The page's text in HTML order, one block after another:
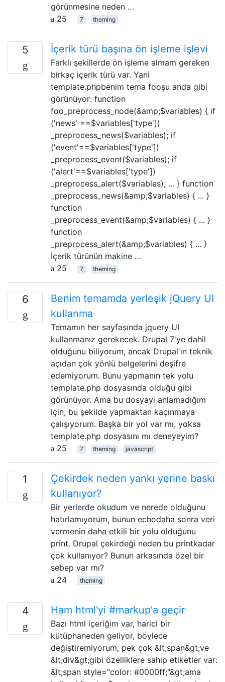
görünmesine neden …
25
7 theming
5 İçerik türü başına ön işleme işlevi
Farklı şekillerde ön işleme almam gereken
birkaç içerik türü var. Yani
template.phpbenim tema fooşu anda gibi
görünüyor: function
foo_preprocess_node(&amp;$variables) { if
('news' ==$variables['type'])
_preprocess_news($variables); if
('event'==$variables['type'])
_preprocess_event($variables); if
('alert'==$variables['type'])
_preprocess_alert($variables); ... } function
_preprocess_news(&amp;$variables) { ... }
function
_preprocess_event(&amp;$variables) { ... }
function
_preprocess_alert(&amp;$variables) { ... }
İçerik türünün makine …
25
7 theming
6
Benim temamda yerleşik jQuery UI
kullanma
Temamın her sayfasında jquery UI
kullanmanız gerekecek. Drupal 7'ye dahil
olduğunu biliyorum, ancak Drupal'ın teknik
açıdan çok yönlü belgelerini deşifre
edemiyorum. Bunu yapmanın tek yolu
template.php dosyasında olduğu gibi
görünüyor. Ama bu dosyayı anlamadığım
için, bu şekilde yapmaktan kaçınmaya
çalışıyorum. Başka bir yol var mı, yoksa
template.php dosyasını mı deneyeyim?
25
7 theming javascript
1
Çekirdek neden yankı yerine baskı
kullanıyor?
Bir yerlerde okudum ve nerede olduğunu
hatırlamıyorum, bunun echodaha sonra veri
vermenin daha etkili bir yolu olduğunu
print. Drupal çekirdeği neden bu printkadar
çok kullanıyor? Bunun arkasında özel bir
sebep var mı?
24
theming
4 Ham html'yi #markup'a geçir
Bazı html içeriğim var, harici bir
kütüphaneden geliyor, böylece
değiştiremiyorum, pek çok &lt;span&gt;ve
&lt;div&gt;gibi özelliklere sahip etiketler var:
&lt;span style="color: #0000ff;"&gt;ama